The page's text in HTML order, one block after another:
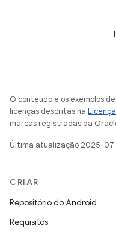
O conteúdo e os exemplos
licenças descritas na
marcas registradas da
Última atualização 2025-
CRIAR
Repositório do Android
Requisitos